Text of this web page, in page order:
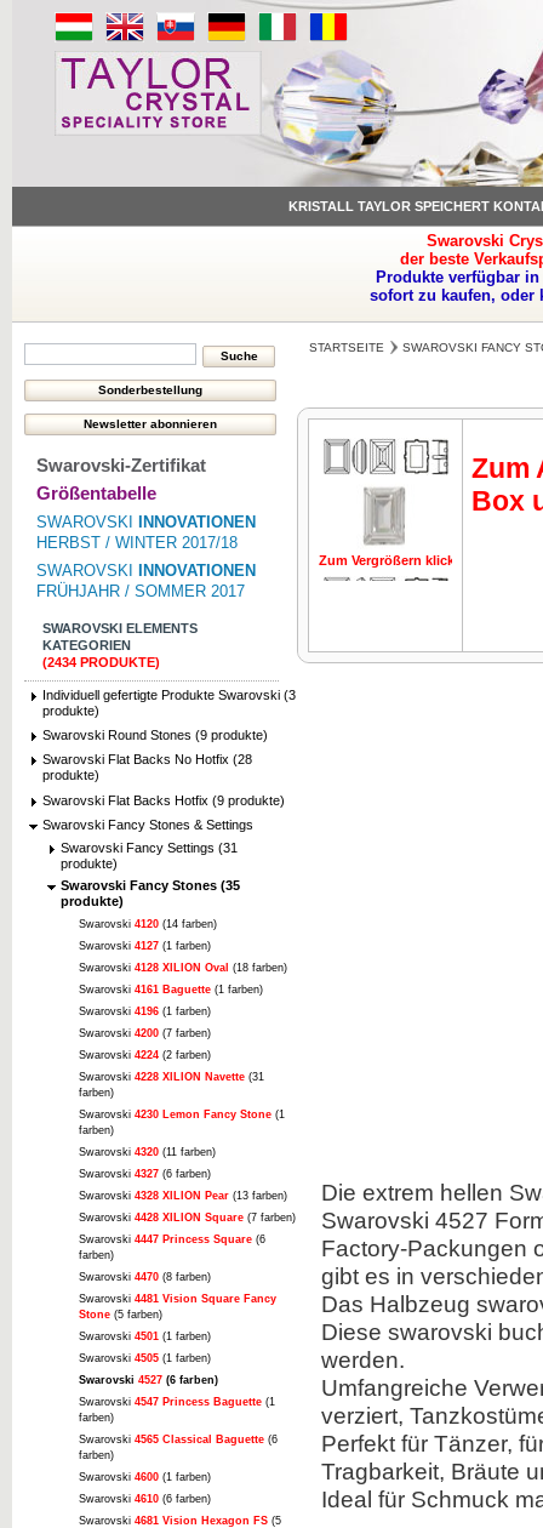
KRISTALL TAYLOR SPEICHERT
Swarovski
der beste
Produkte verfügbar
sofort zu kaufen, oder
Swarovski-Zertifikat
Größentabelle
SWAROVSKI
INNOVATIONEN
HERBST / WINTER 2017/18
SWAROVSKI
INNOVATIONEN
FRÜHJAHR / SOMMER 2017
SWAROVSKI ELEMENTS
KATEGORIEN
(2434 PRODUKTE)
Individuell gefertigte Produkte Swarovski (3
produkte)
Swarovski Round Stones (9 produkte)
Swarovski Flat Backs No Hotfix (28
produkte)
Swarovski Flat Backs Hotfix (9 produkte)
Swarovski Fancy Stones & Settings
Swarovski Fancy Settings (31
produkte)
Swarovski Fancy Stones (35
produkte)
Swarovski 4120 (14 farben)
Swarovski 4127 (1 farben)
Swarovski 4128 XILION Oval (18 farben)
Swarovski 4161 Baguette (1 farben)
Swarovski 4196 (1 farben)
Swarovski 4200 (7 farben)
Swarovski 4224 (2 farben)
Swarovski 4228 XILION Navette (31
farben)
Swarovski 4230 Lemon Fancy Stone (1
farben)
Swarovski 4320 (11 farben)
Swarovski 4327 (6 farben)
Swarovski 4328 XILION Pear (13 farben)
Swarovski 4428 XILION Square (7 farben)
Swarovski 4447 Princess Square (6
farben)
Swarovski 4470 (8 farben)
Swarovski 4481 Vision Square Fancy
Stone (5 farben)
Swarovski 4501 (1 farben)
Swarovski 4505 (1 farben)
Swarovski 4527 (6 farben)
Swarovski 4547 Princess Baguette (1
farben)
Swarovski 4565 Classical Baguette (6
farben)
Swarovski 4600 (1 farben)
Swarovski 4610 (6 farben)
Swarovski 4681 Vision Hexagon FS (5
STARTSEITE SWAROVSKI FANCY
Zum Vergrößern klicken
Zum
Box
Die extrem hellen
Swarovski 4527
Factory-Packungen
gibt es in
Das Halbzeug
Diese swarovski
werden.
Umfangreiche
verziert,
Perfekt für Tänzer,
Tragbarkeit, Bräute
Ideal für Schmuck